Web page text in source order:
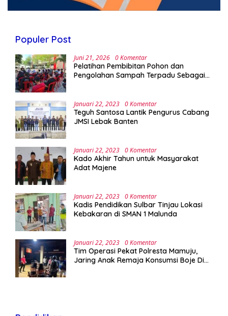
Populer Post
Juni 21, 2026 0 Komentar
Pelatihan Pembibitan Pohon dan
Pengolahan Sampah Terpadu Sebagai
Januari 22, 2023 0 Komentar
Teguh Santosa Lantik Pengurus Cabang
JMSI Lebak Banten
Januari 22, 2023 0 Komentar
Kado Akhir Tahun untuk Masyarakat
Adat Majene
Januari 22, 2023 0 Komentar
Kadis Pendidikan Sulbar Tinjau Lokasi
Kebakaran di SMAN 1 Malunda
Januari 22, 2023 0 Komentar
Tim Operasi Pekat Polresta Mamuju,
Jaring Anak Remaja Konsumsi Boje Di